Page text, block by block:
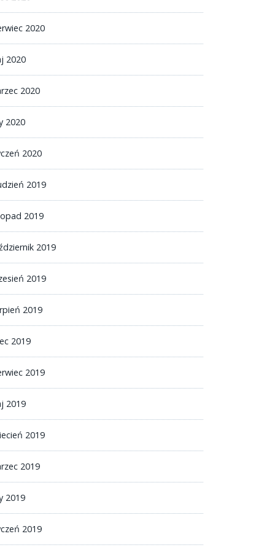
2020
2020
2020
2020
2020
2019
2019
2019
2019
2019
2019
2019
2019
2019
2019
2019
2019